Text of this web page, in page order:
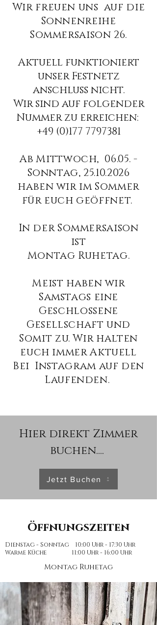
Wir freuen uns auf die
Sonnenreihe
Sommersaison 26.
Aktuell funktioniert
unser Festnetz
anschluss nicht.
Wir sind auf folgender
Nummer zu erreichen:
+49 (0)177 7797381
Ab Mittwoch, 06.05. -
Sonntag, 25.10.2026
haben wir im Sommer
für euch geöffnet.
In der Sommersaison
ist
Montag Ruhetag.
Meist haben wir
Samstags eine
Geschlossene
Gesellschaft und
Somit zu. Wir halten
euch immer Aktuell
Bei Instagram auf den
Laufenden.
Hier direkt Zimmer
buchen....
Jetzt Buchen
Öffnungszeiten
Dienstag - Sonntag 10:00 Uhr - 17:30 Uhr
Warme Küche 11:00 Uhr - 16:00 Uhr
Montag Ruhetag